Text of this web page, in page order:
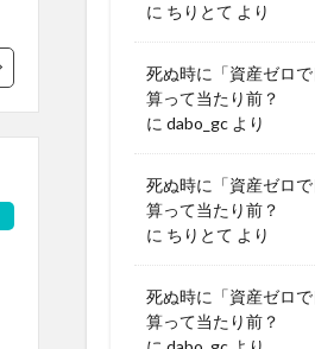
に ちりとて より
死ぬ時に「資産ゼロ
算って当たり前？
に dabo_gc より
死ぬ時に「資産ゼロ
算って当たり前？
に ちりとて より
死ぬ時に「資産ゼロ
算って当たり前？